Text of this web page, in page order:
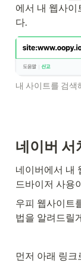
에서 내 웹사이
다.
내 사이트를 검색
네이버 서
네이버에서 내
드바이저 사용
우피 웹사이트
법을 알려드릴
먼저 아래 링